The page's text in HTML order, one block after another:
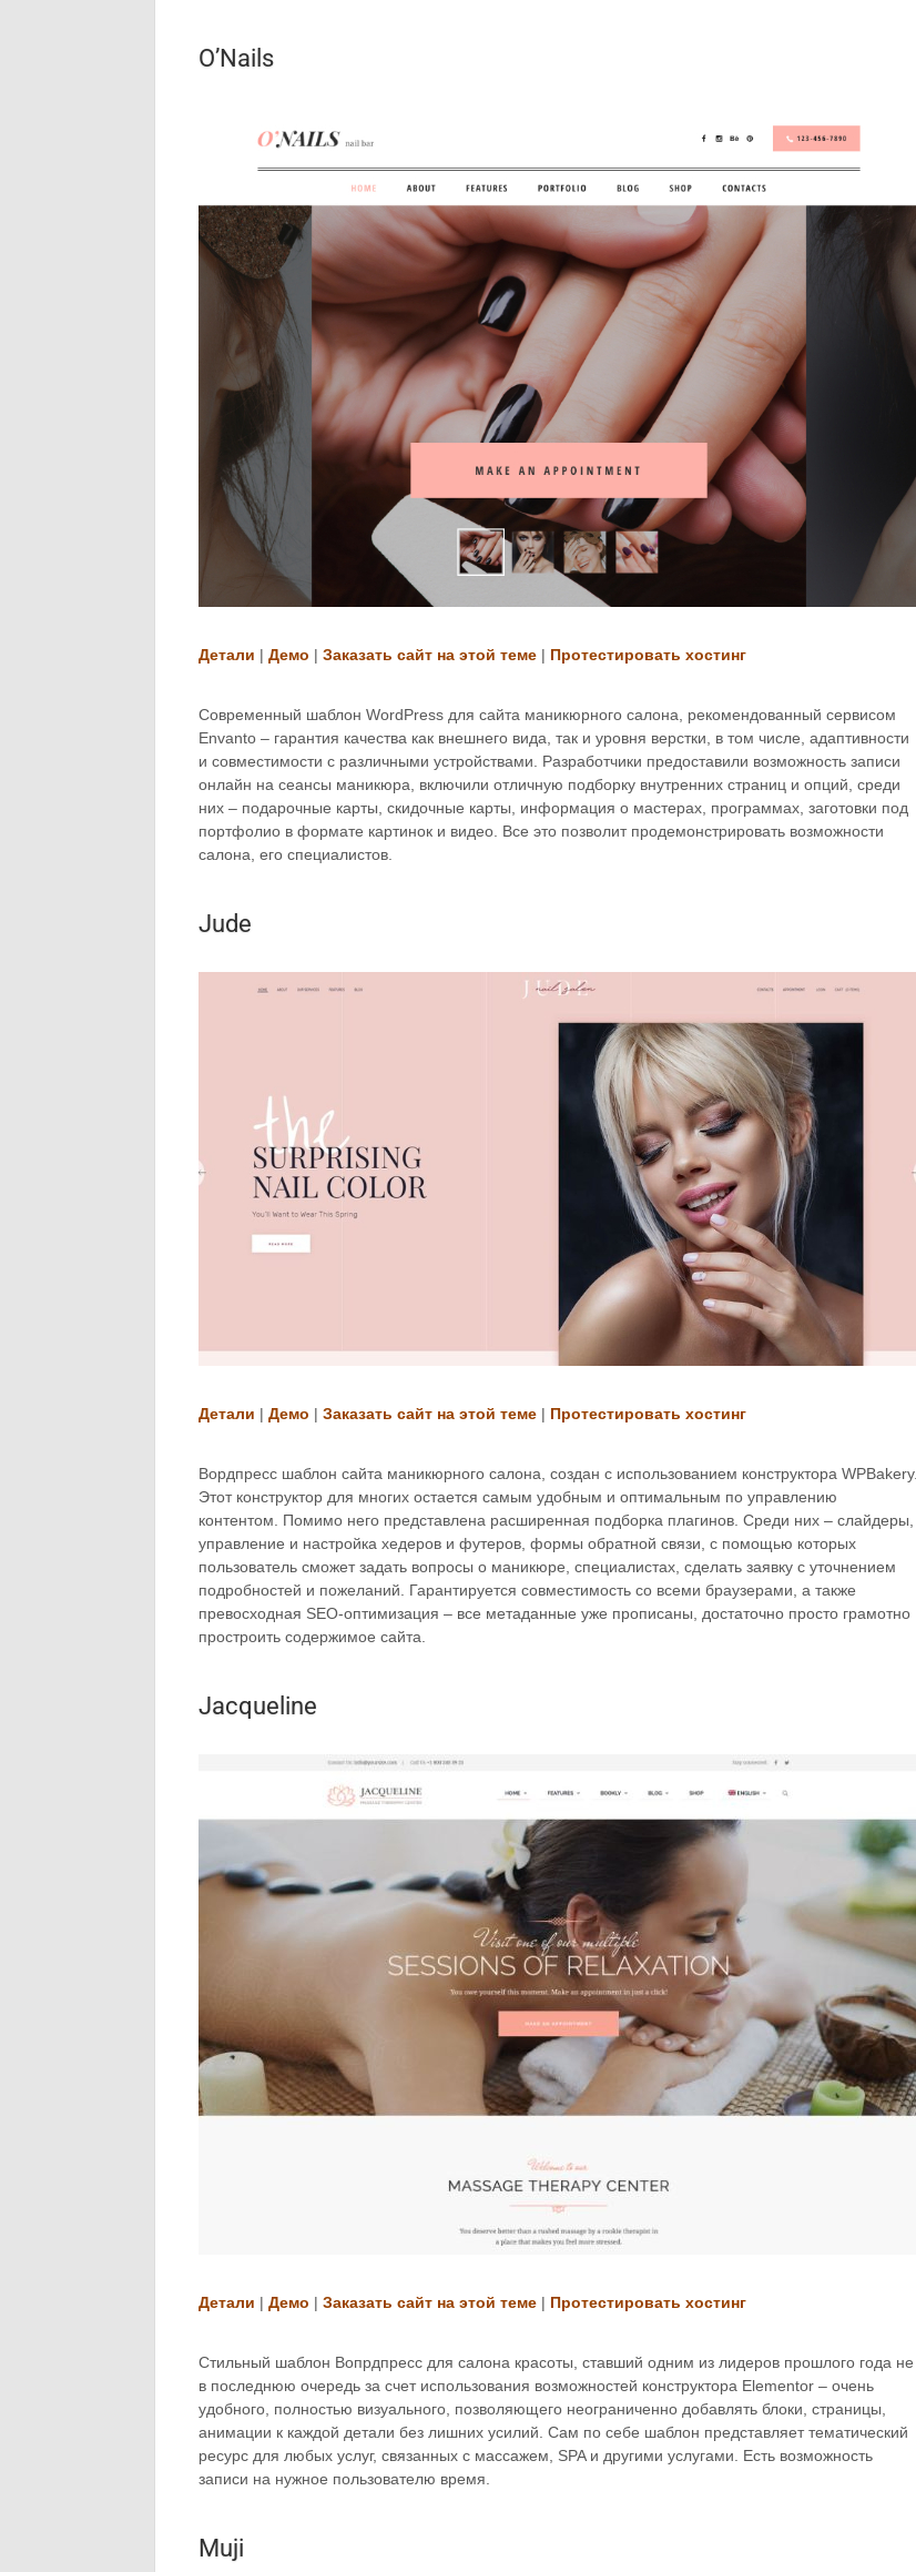
O’Nails
Детали | Демо | Заказать сайт на этой теме | Протестировать хостинг
Современный шаблон WordPress для сайта маникюрного салона, рекомендованный сервисом
Envanto – гарантия качества как внешнего вида, так и уровня верстки, в том числе, адаптивности
и совместимости с различными устройствами. Разработчики предоставили возможность записи
онлайн на сеансы маникюра, включили отличную подборку внутренних страниц и опций, среди
них – подарочные карты, скидочные карты, информация о мастерах, программах, заготовки под
портфолио в формате картинок и видео. Все это позволит продемонстрировать возможности
салона, его специалистов.
Jude
Детали | Демо | Заказать сайт на этой теме | Протестировать хостинг
Вордпресс шаблон сайта маникюрного салона, создан с использованием конструктора WPBakery.
Этот конструктор для многих остается самым удобным и оптимальным по управлению
контентом. Помимо него представлена расширенная подборка плагинов. Среди них – слайдеры,
управление и настройка хедеров и футеров, формы обратной связи, с помощью которых
пользователь сможет задать вопросы о маникюре, специалистах, сделать заявку с уточнением
подробностей и пожеланий. Гарантируется совместимость со всеми браузерами, а также
превосходная SEO-оптимизация – все метаданные уже прописаны, достаточно просто грамотно
простроить содержимое сайта.
Jacqueline
Детали | Демо | Заказать сайт на этой теме | Протестировать хостинг
Стильный шаблон Вопрдпресс для салона красоты, ставший одним из лидеров прошлого года не
в последнюю очередь за счет использования возможностей конструктора Elementor – очень
удобного, полностью визуального, позволяющего неограниченно добавлять блоки, страницы,
анимации к каждой детали без лишних усилий. Сам по себе шаблон представляет тематический
ресурс для любых услуг, связанных с массажем, SPA и другими услугами. Есть возможность
записи на нужное пользователю время.
Muji